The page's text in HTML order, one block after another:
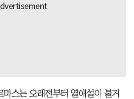
스는 오래전부터 열애설이 불거